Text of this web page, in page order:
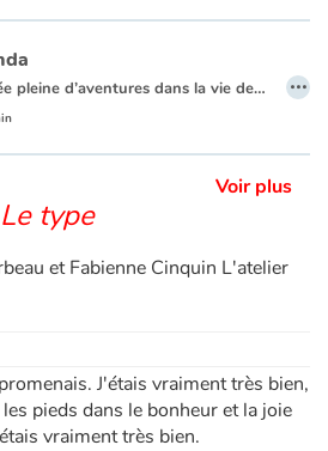
L’éveil d’un hérisson qui fait écho aux premières expériences des tout-petits.
Une journée pleine d’aventures dans la vie de Petit Panda !
…
Voir plus
Le type
et Fabienne Cinquin L'atelier
J'étais vraiment très bien,
pieds dans le bonheur et la joie
vraiment très bien.